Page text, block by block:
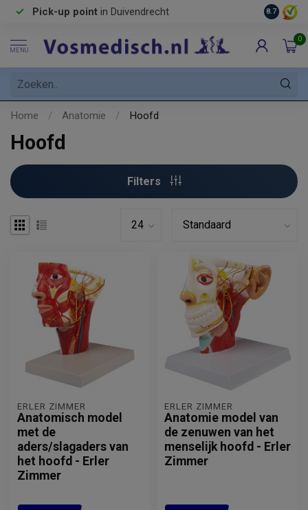
Pick-up point in Duivendrecht 8.7
MENU
0
Home / Anatomie / Hoofd
Hoofd
Filters
ERLER ZIMMER
Anatomisch model
met de
aders/slagaders van
het hoofd - Erler
Zimmer
ERLER ZIMMER
Anatomie model van
de zenuwen van het
menselijk hoofd - Erler
Zimmer